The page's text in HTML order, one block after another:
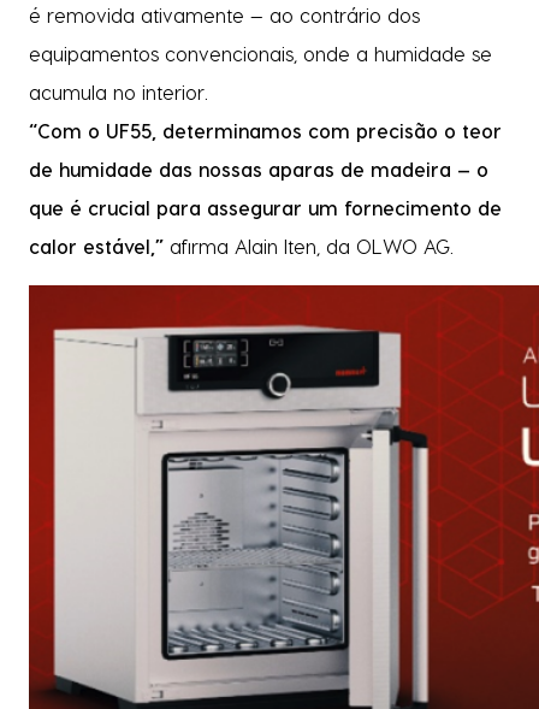
é removida ativamente — ao contrário dos
equipamentos convencionais, onde a humidade se
acumula no interior.
“Com o UF55, determinamos com precisão o teor
de humidade das nossas aparas de madeira — o
que é crucial para assegurar um fornecimento de
calor estável,” afirma Alain Iten, da OLWO AG.